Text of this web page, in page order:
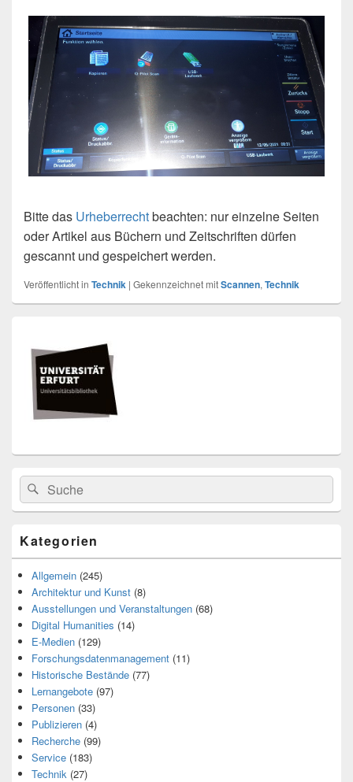
Bitte das Urheberrechtbeachten: nur einzelne Seiten
oder Artikel aus Büchern und Zeitschriften dürfen
gescannt und gespeichert werden.
Veröffentlicht in Technik | Gekennzeichnet mitScannen, Technik
Widget-
Bereich
Search
for:
Suche
Kategorien
Allgemein (245)
Architektur und Kunst (8)
Ausstellungen und Veranstaltungen (68)
Digital Humanities (14)
E-Medien (129)
Forschungsdatenmanagement (11)
Historische Bestände (77)
Lernangebote (97)
Personen (33)
Publizieren (4)
Recherche (99)
Service (183)
Technik (27)